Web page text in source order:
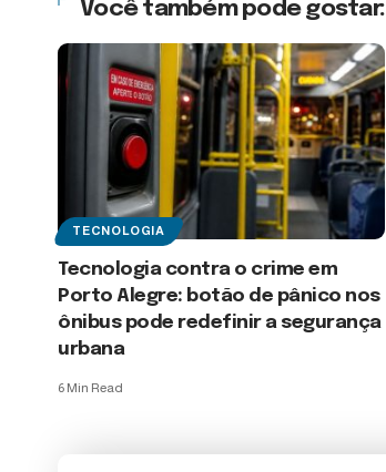
Você também pode gostar:
TECNOLOGIA
Tecnologia contra o crime em
Porto Alegre: botão de pânico nos
ônibus pode redefinir a segurança
urbana
6 Min Read